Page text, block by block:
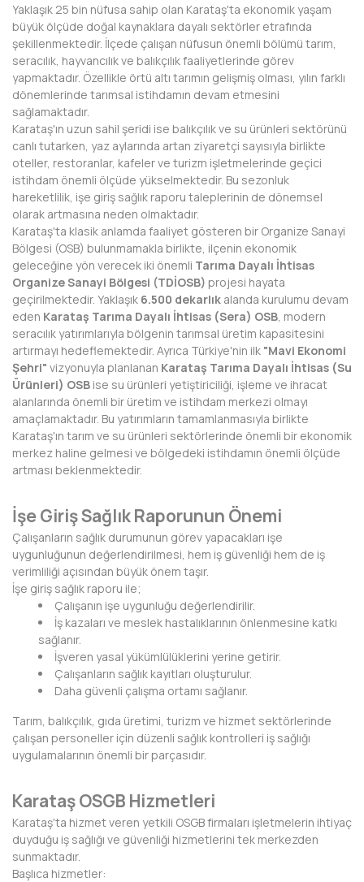
BİNGÖL
BİTLİS
BOLU
BURDUR
BURSA
ÇANAKKALE
ÇANKIRI
ÇORUM
DENİZLİ
DİYARBAKIR
DÜZCE
EDİRNE
ELAZIĞ
ERZİNCAN
ESKİŞEHİR
GAZİANTEP
GİRESUN
GÜMÜŞHANE
HAKKARİ
HATAY
IĞDIR
KAHRAMANMARAŞ
KARABÜK
KARAMAN
Yaklaşık 25 bin nüfusa sahip olan Karataş'ta ekonomik yaşam
büyük ölçüde doğal kaynaklara dayalı sektörler etrafında
şekillenmektedir. İlçede çalışan nüfusun önemli bölümü tarım,
seracılık, hayvancılık ve balıkçılık faaliyetlerinde görev
yapmaktadır. Özellikle örtü altı tarımın gelişmiş olması, yılın farklı
dönemlerinde tarımsal istihdamın devam etmesini
sağlamaktadır.
Karataş'ın uzun sahil şeridi ise balıkçılık ve su ürünleri sektörünü
canlı tutarken, yaz aylarında artan ziyaretçi sayısıyla birlikte
oteller, restoranlar, kafeler ve turizm işletmelerinde geçici
istihdam önemli ölçüde yükselmektedir. Bu sezonluk
hareketlilik, işe giriş sağlık raporu taleplerinin de dönemsel
olarak artmasına neden olmaktadır.
Karataş'ta klasik anlamda faaliyet gösteren bir Organize Sanayi
Bölgesi (OSB) bulunmamakla birlikte, ilçenin ekonomik
geleceğine yön verecek iki önemli Tarıma Dayalı İhtisas
Organize Sanayi Bölgesi (TDİOSB) projesi hayata
geçirilmektedir. Yaklaşık 6.500 dekarlık alanda kurulumu devam
eden Karataş Tarıma Dayalı İhtisas (Sera) OSB , modern
seracılık yatırımlarıyla bölgenin tarımsal üretim kapasitesini
artırmayı hedeflemektedir. Ayrıca Türkiye'nin ilk "Mavi Ekonomi
Şehri" vizyonuyla planlanan Karataş Tarıma Dayalı İhtisas (Su
Ürünleri) OSB ise su ürünleri yetiştiriciliği, işleme ve ihracat
alanlarında önemli bir üretim ve istihdam merkezi olmayı
amaçlamaktadır. Bu yatırımların tamamlanmasıyla birlikte
Karataş'ın tarım ve su ürünleri sektörlerinde önemli bir ekonomik
merkez haline gelmesi ve bölgedeki istihdamın önemli ölçüde
artması beklenmektedir.
İşe Giriş Sağlık Raporunun Önemi
Çalışanların sağlık durumunun görev yapacakları işe
uygunluğunun değerlendirilmesi, hem iş güvenliği hem de iş
verimliliği açısından büyük önem taşır.
İşe giriş sağlık raporu ile;
Çalışanın işe uygunluğu değerlendirilir.
İş kazaları ve meslek hastalıklarının önlenmesine katkı
sağlanır.
İşveren yasal yükümlülüklerini yerine getirir.
Çalışanların sağlık kayıtları oluşturulur.
Daha güvenli çalışma ortamı sağlanır.
Tarım, balıkçılık, gıda üretimi, turizm ve hizmet sektörlerinde
çalışan personeller için düzenli sağlık kontrolleri iş sağlığı
uygulamalarının önemli bir parçasıdır.
Karataş OSGB Hizmetleri
Karataş'ta hizmet veren yetkili OSGB firmaları işletmelerin ihtiyaç
duyduğu iş sağlığı ve güvenliği hizmetlerini tek merkezden
sunmaktadır.
Başlıca hizmetler: